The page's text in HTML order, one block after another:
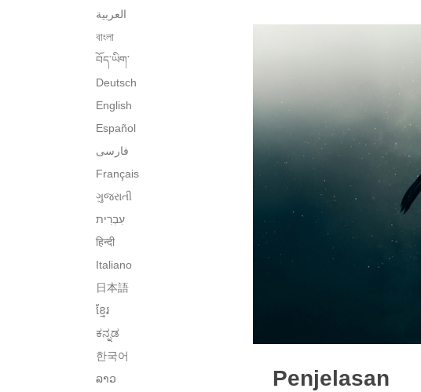
العربية
বাংলা
བོད་ཡིག་
Deutsch
English
Español
فارسی
Français
ગુજરાતી
हिन्दी
Italiano
日本語
ខ្មែរ
ಕನ್ನಡ
한국어
ລາວ
Penjelasan